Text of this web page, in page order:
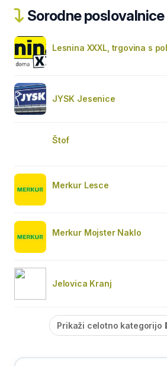
Sorodne poslovalnice
Lesnina XXXL, trgovina s
JYSK Jesenice
Štof
Merkur Lesce
Merkur Mojster Naklo
Jelovica Kranj
Prikaži celotno kategorijo